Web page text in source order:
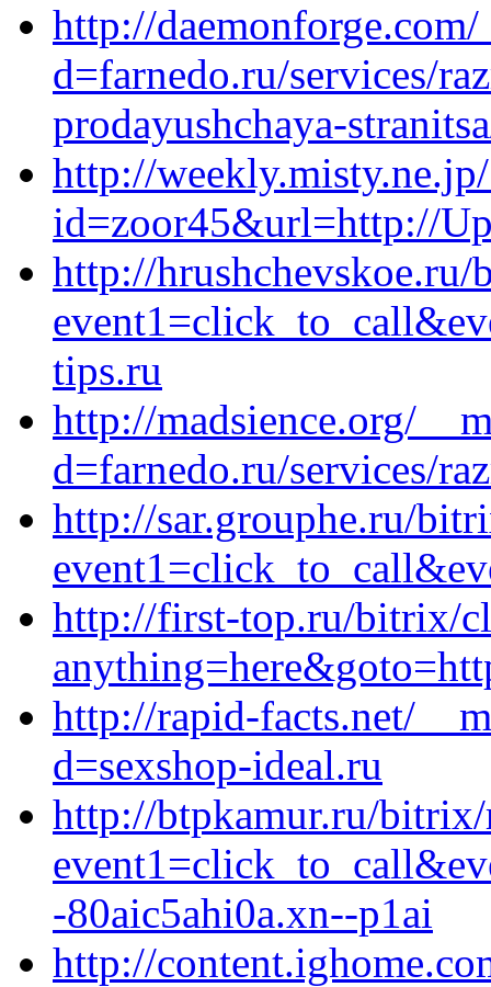
http://
d=farnedo.ru/services/
prodayushchaya-
http://
id=zoor45&url=http://
http://
tips.ru
http://madsience.org/
d=farnedo.ru/services/
http://sar.grouphe.ru/
http://first-top.ru/bitrix/
http://rapid-facts.net/
d=sexshop-ideal.ru
http://btpkamur.ru/bitrix/
-80aic5ahi0a.xn--p1ai
http://